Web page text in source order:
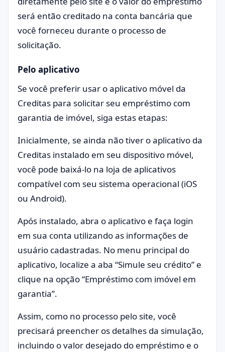
será então creditado na conta bancária que
você forneceu durante o processo de
solicitação.
Pelo aplicativo
Se você preferir usar o aplicativo móvel da
Creditas para solicitar seu empréstimo com
garantia de imóvel, siga estas etapas:
Inicialmente, se ainda não tiver o aplicativo da
Creditas instalado em seu dispositivo móvel,
você pode baixá-lo na loja de aplicativos
compatível com seu sistema operacional (iOS
ou Android).
Após instalado, abra o aplicativo e faça login
em sua conta utilizando as informações de
usuário cadastradas. No menu principal do
aplicativo, localize a aba “Simule seu crédito” e
clique na opção “Empréstimo com imóvel em
garantia”.
Assim, como no processo pelo site, você
precisará preencher os detalhes da simulação,
incluindo o valor desejado do empréstimo e o